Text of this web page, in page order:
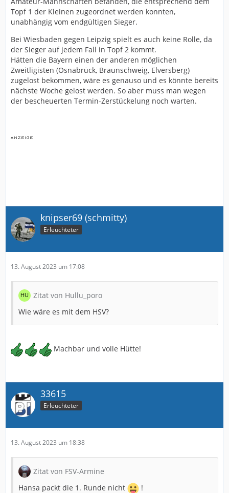
Topf 1 der Kleinen zugeordnet werden konnten,
unabhängig vom endgültigen Sieger.
Bei Wiesbaden gegen Leipzig spielt es auch keine Rolle, da
der Sieger auf jedem Fall in Topf 2 kommt.
Hätten die Bayern einen der anderen möglichen
Zweitligisten (Osnabrück, Braunschweig, Elversberg)
zugelost bekommen, wäre es genauso und es könnte bereits
nächste Woche gelost werden. So aber muss man wegen
der bescheuerten Termin-Zerstückelung noch warten.
knipser69 (schmitty)
Erleuchteter
13. August 2023 um 17:08
Zitat von Hullu_poro
Wie wäre es mit dem HSV?
Machbar und volle Hütte!
33615
Erleuchteter
13. August 2023 um 18:38
Zitat von FSV-Armine
Hansa packt die 1. Runde nicht
!